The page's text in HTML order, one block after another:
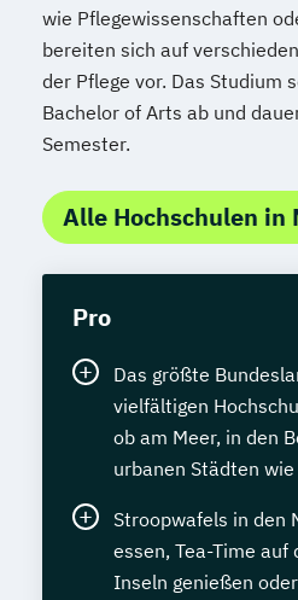
wie Pflegewissenschaften
bereiten sich auf
der Pflege vor. Das Studium
Bachelor of Arts ab und
Semester.
Alle Hochschulen in
Pro
Das größte
vielfältigen
ob am Meer, in den
urbanen Städten
Stroopwafels in den
essen, Tea-Time
Inseln genießen